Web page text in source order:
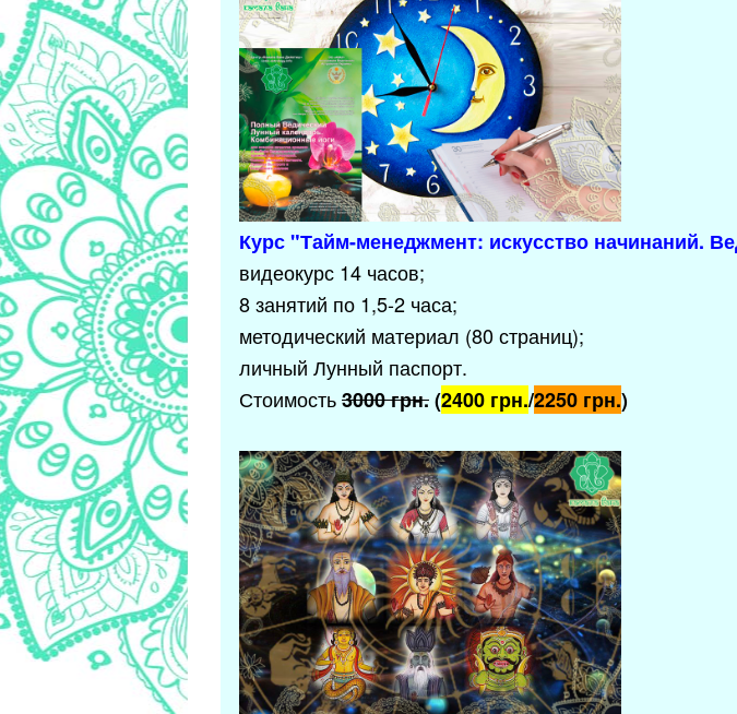
Курс "Тайм-менеджмент: искусство начинаний.
видеокурс 14 часов;
8 занятий по 1,5-2 часа;
методический материал (80 страниц);
личный Лунный паспорт.
Стоимость3000 грн.(2400 грн./2250 грн.)